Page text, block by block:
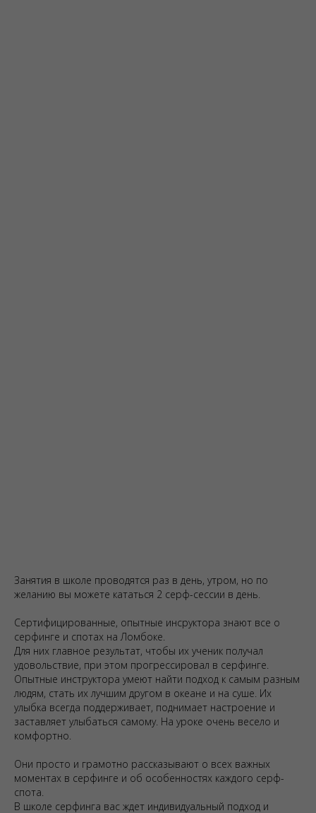
Занятия в школе проводятся раз в день, утром, но по
желанию вы можете кататься 2 серф-сессии в день.
Сертифицированные, опытные инсруктора знают все о
серфинге и спотах на Ломбоке.
Для них главное результат, чтобы их ученик получал
удовольствие, при этом прогрессировал в серфинге.
Опытные инструктора умеют найти подход к самым разным
людям, стать их лучшим другом в океане и на суше. Их
улыбка всегда поддерживает, поднимает настроение и
заставляет улыбаться самому. На уроке очень весело и
комфортно.
Они просто и грамотно рассказывают о всех важных
моментах в серфинге и об особенностях каждого серф-
спота.
В школе серфинга вас ждет индивидуальный подход и